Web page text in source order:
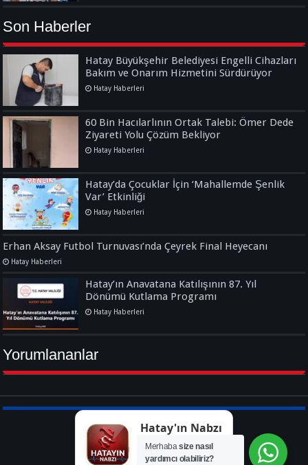
Son Haberler
Hatay Büyükşehir Belediyesi Engelli Cihazları
Bakım ve Onarım Hizmetini Sürdürüyor
Hatay Haberleri
60 Bin Hacılarlının Ortak Talebi: Ömer Dede
Ziyareti Yolu Çözüm Bekliyor
Hatay Haberleri
Hatay’da Çocuklar İçin ‘Mahallemde Şenlik
Var’ Etkinliği
Hatay Haberleri
Erhan Aksay Futbol Turnuvası’nda Çeyrek Final Heyecanı
Hatay Haberleri
Hatay’ın Anavatana Katılışının 87. Yıl
Dönümü Kutlama Programı
Hatay Haberleri
Yorumlananlar
Hatay'ın Nabzı
Merhabasize nasıl
yardımcı olabiliriz?